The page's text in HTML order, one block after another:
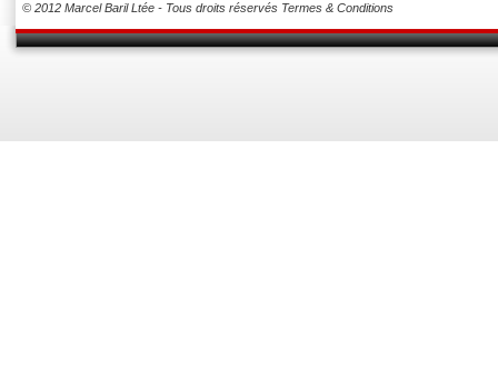
© 2012 Marcel Baril Ltée - Tous droits réservés Termes & Conditions